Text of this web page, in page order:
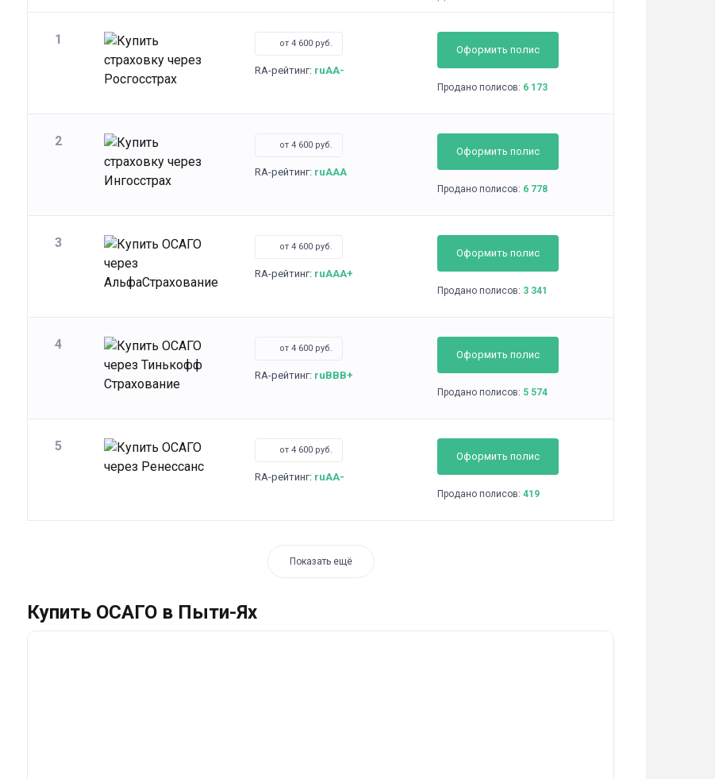
1 от 4 600 руб.
RA-рейтинг: ruAA-
Оформить полис
Продано полисов: 6 173
2 от 4 600 руб.
RA-рейтинг: ruAAA
Оформить полис
Продано полисов: 6 778
3 от 4 600 руб.
RA-рейтинг: ruAAA+
Оформить полис
Продано полисов: 3 341
4 от 4 600 руб.
RA-рейтинг: ruBBB+
Оформить полис
Продано полисов: 5 574
5 от 4 600 руб.
RA-рейтинг: ruAA-
Оформить полис
Продано полисов: 419
Показать ещё
Купить ОСАГО в Пыти-Ях